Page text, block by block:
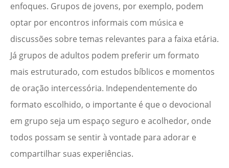
enfoques. Grupos de jovens, por exemplo, podem
optar por encontros informais com música e
discussões sobre temas relevantes para a faixa etária.
Já grupos de adultos podem preferir um formato
mais estruturado, com estudos bíblicos e momentos
de oração intercessória. Independentemente do
formato escolhido, o importante é que o devocional
em grupo seja um espaço seguro e acolhedor, onde
todos possam se sentir à vontade para adorar e
compartilhar suas experiências.